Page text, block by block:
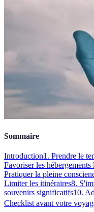
Sommaire
Introduction1. Prendre le
Favoriser les hébergements
Pratiquer la pleine
Limiter les itinéraires8.
souvenirs significatifs10.
Checklist avant votre